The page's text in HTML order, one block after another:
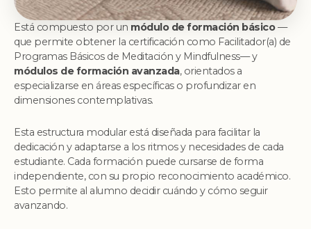
Está compuesto por un módulo de formación básico—
que permite obtener la certificación como Facilitador(a) de
Programas Básicos de Meditación y Mindfulness— y
módulos de formación avanzada, orientados a
especializarse en áreas específicas o profundizar en
dimensiones contemplativas.
Esta estructura modular está diseñada para facilitar la
dedicación y adaptarse a los ritmos y necesidades de cada
estudiante. Cada formación puede cursarse de forma
independiente, con su propio reconocimiento académico.
Esto permite al alumno decidir cuándo y cómo seguir
avanzando.